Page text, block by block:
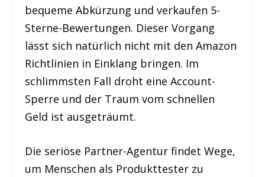
bequeme Abkürzung und verkaufen 5-
Sterne-Bewertungen. Dieser Vorgang
lässt sich natürlich nicht mit den Amazon
Richtlinien in Einklang bringen. Im
schlimmsten Fall droht eine Account-
Sperre und der Traum vom schnellen
Geld ist ausgeträumt.
Die seriöse Partner-Agentur findet Wege,
um Menschen als Produkttester zu